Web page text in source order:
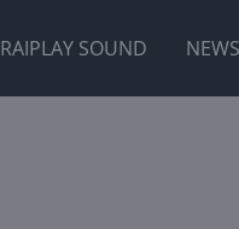
RAIPLAY SOUND NEWS